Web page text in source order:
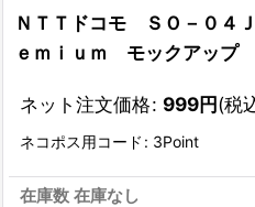
ＮＴＴドコモ ＳＯ－０４
ｅｍｉｕｍ モックアップ
ネット注文価格: 999円(税
ネコポス用コード : 3Point
在庫数 在庫なし